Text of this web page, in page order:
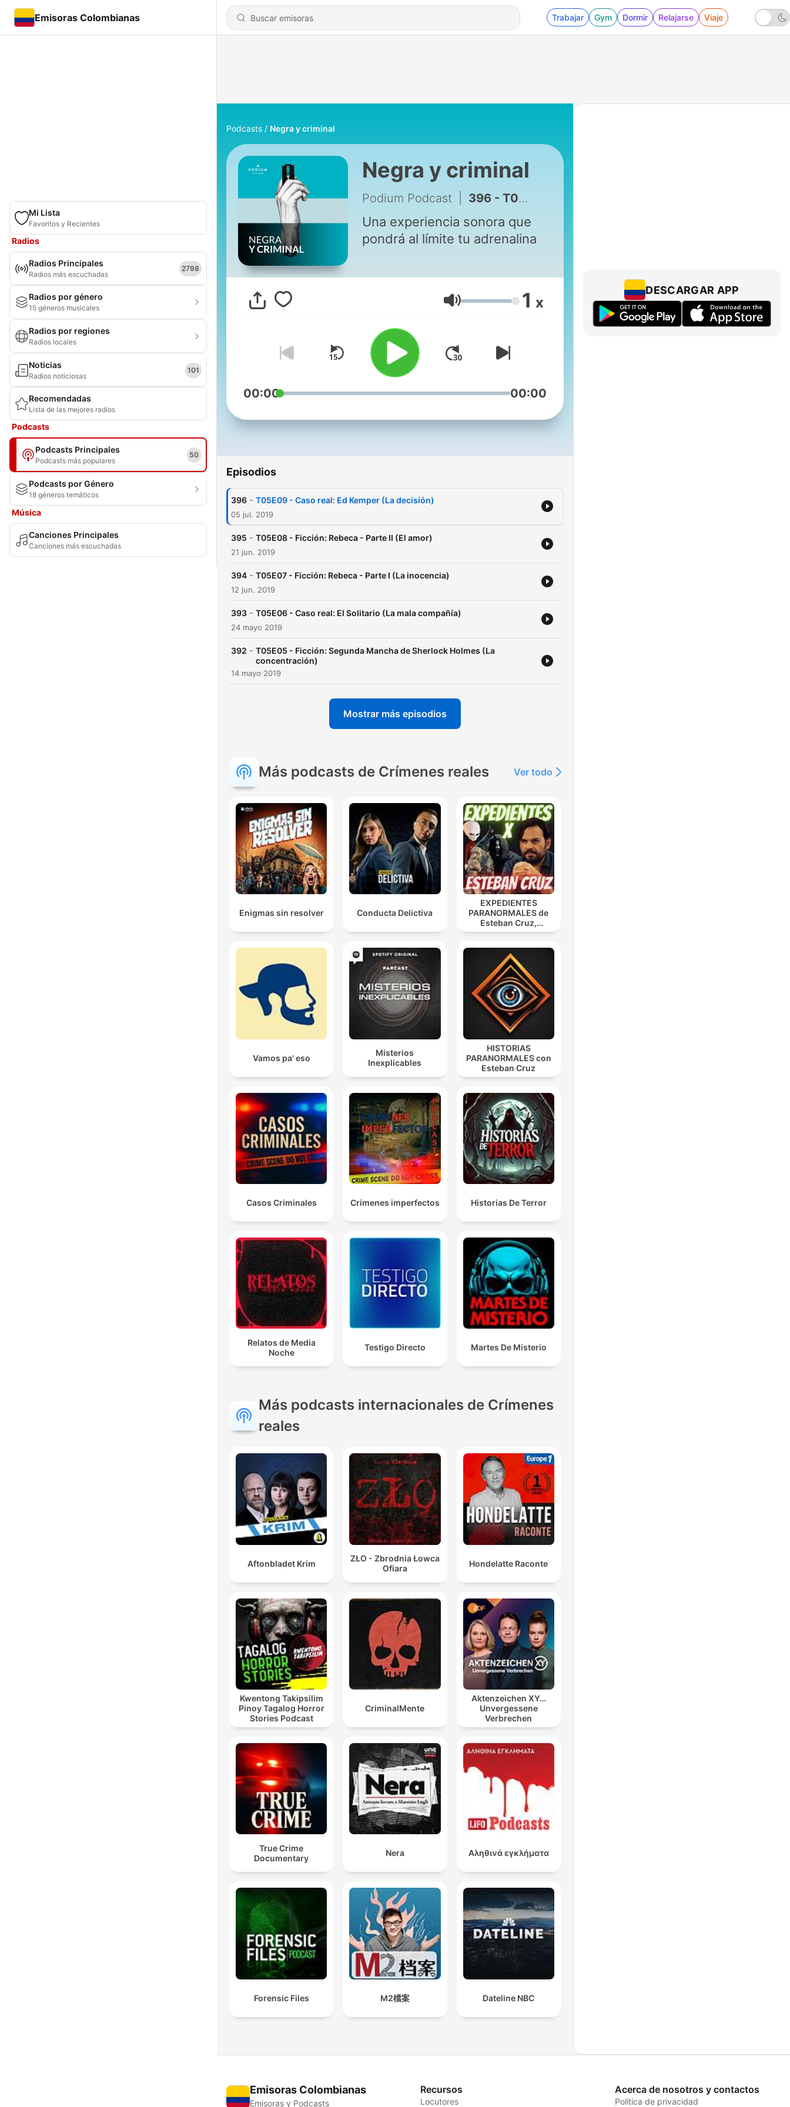
Emisoras Colombianas Trabajar Gym Dormir Relajarse Viaje
Mi Lista
Favoritos y Recientes
Radios
Radios Principales
Radios más escuchadas
2798
Radios por género
15 géneros musicales
Radios por regiones
Radios locales
Noticias
Radios noticiosas
101
Recomendadas
Lista de las mejores radios
Podcasts
Podcasts Principales
Podcasts más populares
50
Podcasts por Género
18 géneros temáticos
Música
Canciones Principales
Canciones más escuchadas
Podcasts Negra y criminal
Negra y criminal
Podium Podcast 396 - T05E09 - Caso real: Ed Kemper (La decisión)
Una experiencia sonora que
pondrá al límite tu adrenalina
Volumen 1 x
00:00 00:00
Episodios
396 - T05E09 - Caso real: Ed Kemper (La decisión)
05 jul. 2019
395 - T05E08 - Ficción: Rebeca - Parte II (El amor)
21 jun. 2019
394 - T05E07 - Ficción: Rebeca - Parte I (La inocencia)
12 jun. 2019
393 - T05E06 - Caso real: El Solitario (La mala compañía)
24 mayo 2019
392 - T05E05 - Ficción: Segunda Mancha de Sherlock Holmes (La
concentración)
14 mayo 2019
Mostrar más episodios
Más podcasts de Crímenes reales Ver todo
Enigmas sin resolver Conducta Delictiva
EXPEDIENTES
PARANORMALES de
Esteban Cruz,
@Cruzescribiente
Vamos pa' eso
Misterios
Inexplicables
HISTORIAS
PARANORMALES con
Esteban Cruz
Casos Criminales Crímenes imperfectos Historias De Terror
Relatos de Media
Noche
Testigo Directo Martes De Misterio
Más podcasts internacionales de Crímenes
reales
Aftonbladet Krim
ZŁO - Zbrodnia Łowca
Ofiara
Hondelatte Raconte
Kwentong Takipsilim
Pinoy Tagalog Horror
Stories Podcast
CriminalMente
Aktenzeichen XY…
Unvergessene
Verbrechen
True Crime
Documentary
Nera Αληθινά εγκλήματα
Forensic Files M2檔案 Dateline NBC
DESCARGAR APP
Emisoras Colombianas
Emisoras y Podcasts
Recursos
Locutores
Acerca de nosotros y contactos
Política de privacidad